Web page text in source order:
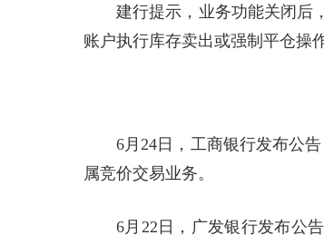
建行提示，业务功能关闭后
账户执行库存卖出或强制平仓操
6月24日，工商银行发布公
属竞价交易业务。
6月22日，广发银行发布公